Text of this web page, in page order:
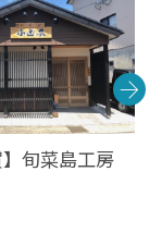
】旬菜島工房